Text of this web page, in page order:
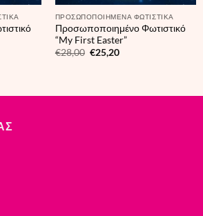
ΠΡΟΣΩΠΟΠΟΙΗΜΕΝΑ ΦΩΤΙΣΤΙΚΑ
Προσωποποιημένο Φωτιστικό
“My First Easter”
€28,00 Original
price
€25,20Current